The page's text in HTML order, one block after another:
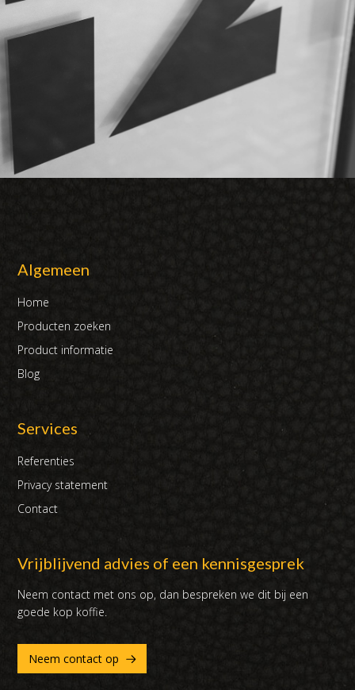
Algemeen
Home
Producten zoeken
Product informatie
Blog
Services
Referenties
Privacy statement
Contact
Vrijblijvend advies of een kennisgesprek
Neem contact met ons op, dan bespreken we dit bij een
goede kop koffie.
Neem contact op